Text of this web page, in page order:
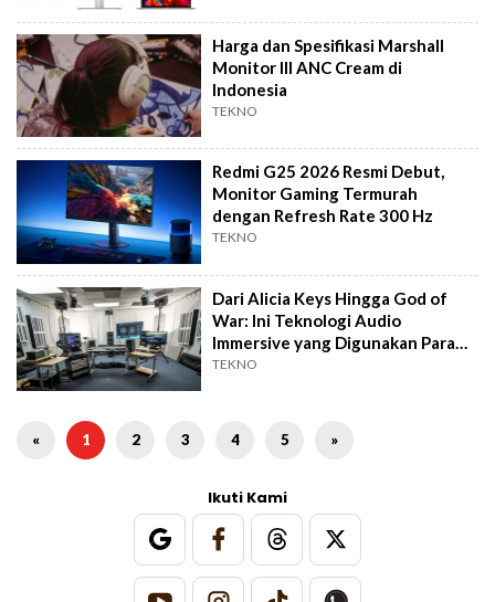
Harga dan Spesifikasi Marshall
Monitor III ANC Cream di
Indonesia
TEKNO
Redmi G25 2026 Resmi Debut,
Monitor Gaming Termurah
dengan Refresh Rate 300 Hz
TEKNO
Dari Alicia Keys Hingga God of
War: Ini Teknologi Audio
Immersive yang Digunakan Para
Maestro
TEKNO
« 1 2 3 4 5 »
Ikuti Kami